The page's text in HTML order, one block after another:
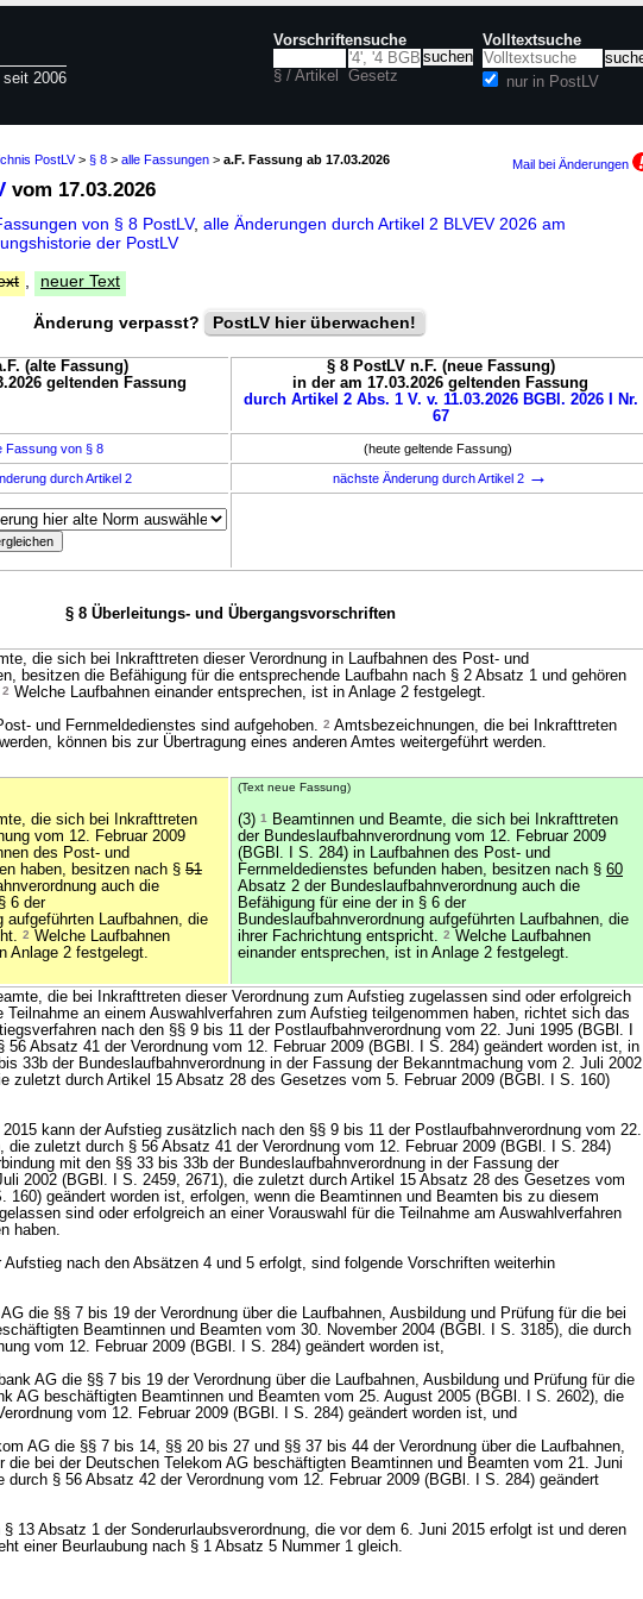
seit 2006
Vorschriftensuche
§ / Artikel Gesetz
Volltextsuche
nur in PostLV
PostLV> § 8 > alle Fassungen > a.F. Fassung ab 17.03.2026 Mail bei Änderungen
vom 17.03.2026
von § 8 PostLV, alle Änderungen durch Artikel 2 BLVEV 2026 am
der PostLV
neuer Text
Änderung verpasst? PostLV hier überwachen!
(alte Fassung)
geltenden Fassung
§ 8 PostLV n.F. (neue Fassung)
in der am 17.03.2026 geltenden Fassung
durch Artikel 2 Abs. 1 V. v. 11.03.2026 BGBl. 2026 I Nr.
67
Fassung von § 8 (heute geltende Fassung)
durch Artikel 2 nächste Änderung durch Artikel 2 →
§ 8 Überleitungs- und Übergangsvorschriften
die sich bei Inkrafttreten dieser Verordnung in Laufbahnen des Post- und
besitzen die Befähigung für die entsprechende Laufbahn nach § 2 Absatz 1 und gehören
2 Welche Laufbahnen einander entsprechen, ist in Anlage 2 festgelegt.
und Fernmeldedienstes sind aufgehoben. 2 Amtsbezeichnungen, die bei Inkrafttreten
können bis zur Übertragung eines anderen Amtes weitergeführt werden.
die sich bei Inkrafttreten
vom 12. Februar 2009
des Post- und
haben, besitzen nach § 51
auch die
6 der
aufgeführten Laufbahnen, die
2 Welche Laufbahnen
Anlage 2 festgelegt.
(Text neue Fassung)
(3) 1
Beamtinnen und Beamte, die sich bei Inkrafttreten
der Bundeslaufbahnverordnung vom 12. Februar 2009
(BGBl. I S. 284) in Laufbahnen des Post- und
Fernmeldedienstes befunden haben, besitzen nach § 60
Absatz 2 der Bundeslaufbahnverordnung auch die
Befähigung für eine der in § 6 der
Bundeslaufbahnverordnung aufgeführten Laufbahnen, die
ihrer Fachrichtung entspricht. 2 Welche Laufbahnen
einander entsprechen, ist in Anlage 2 festgelegt.
die bei Inkrafttreten dieser Verordnung zum Aufstieg zugelassen sind oder erfolgreich
Teilnahme an einem Auswahlverfahren zum Aufstieg teilgenommen haben, richtet sich das
nach den §§ 9 bis 11 der Postlaufbahnverordnung vom 22. Juni 1995 (BGBl. I
Absatz 41 der Verordnung vom 12. Februar 2009 (BGBl. I S. 284) geändert worden ist, in
33b der Bundeslaufbahnverordnung in der Fassung der Bekanntmachung vom 2. Juli 2002
zuletzt durch Artikel 15 Absatz 28 des Gesetzes vom 5. Februar 2009 (BGBl. I S. 160)
kann der Aufstieg zusätzlich nach den §§ 9 bis 11 der Postlaufbahnverordnung vom 22.
die zuletzt durch § 56 Absatz 41 der Verordnung vom 12. Februar 2009 (BGBl. I S. 284)
mit den §§ 33 bis 33b der Bundeslaufbahnverordnung in der Fassung der
2002 (BGBl. I S. 2459, 2671), die zuletzt durch Artikel 15 Absatz 28 des Gesetzes vom
160) geändert worden ist, erfolgen, wenn die Beamtinnen und Beamten bis zu diesem
sind oder erfolgreich an einer Vorauswahl für die Teilnahme am Auswahlverfahren
haben.
Aufstieg nach den Absätzen 4 und 5 erfolgt, sind folgende Vorschriften weiterhin
die §§ 7 bis 19 der Verordnung über die Laufbahnen, Ausbildung und Prüfung für die bei
Beamtinnen und Beamten vom 30. November 2004 (BGBl. I S. 3185), die durch
vom 12. Februar 2009 (BGBl. I S. 284) geändert worden ist,
AG die §§ 7 bis 19 der Verordnung über die Laufbahnen, Ausbildung und Prüfung für die
AG beschäftigten Beamtinnen und Beamten vom 25. August 2005 (BGBl. I S. 2602), die
vom 12. Februar 2009 (BGBl. I S. 284) geändert worden ist, und
AG die §§ 7 bis 14, §§ 20 bis 27 und §§ 37 bis 44 der Verordnung über die Laufbahnen,
die bei der Deutschen Telekom AG beschäftigten Beamtinnen und Beamten vom 21. Juni
durch § 56 Absatz 42 der Verordnung vom 12. Februar 2009 (BGBl. I S. 284) geändert
13 Absatz 1 der Sonderurlaubsverordnung, die vor dem 6. Juni 2015 erfolgt ist und deren
einer Beurlaubung nach § 1 Absatz 5 Nummer 1 gleich.